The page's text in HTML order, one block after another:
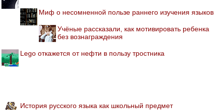
Миф о несомненной пользе раннего изучения языков
Учёные рассказали, как мотивировать ребенка
без вознаграждения
Lego откажется от нефти в пользу тростника
История русского языка как школьный предмет